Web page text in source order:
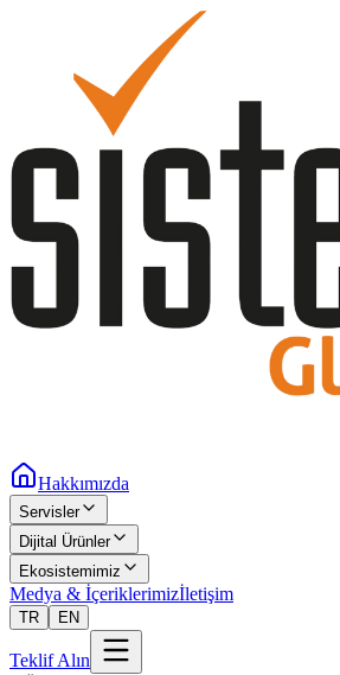
Hakkımızda
Servisler
Dijital Ürünler
Ekosistemimiz
Medya & İçeriklerimizİletişim
TR EN
Teklif Alın